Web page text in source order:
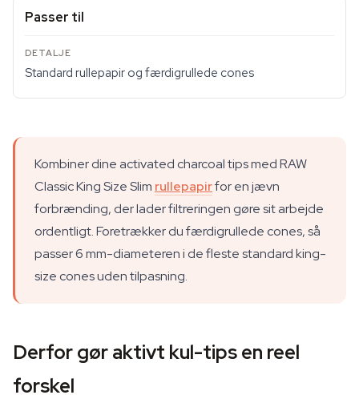
Passer til
Standard rullepapir og færdigrullede cones
Kombiner dine activated charcoal tips med RAW
Classic King Size Slim rullepapirfor en jævn
forbrænding, der lader filtreringen gøre sit arbejde
ordentligt. Foretrækker du færdigrullede cones, så
passer 6 mm-diameteren i de fleste standard king-
size cones uden tilpasning.
Derfor gør aktivt kul-tips en reel
forskel